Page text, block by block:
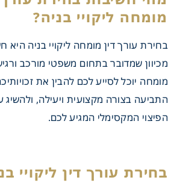
בחירת עורך דין מומחה ליקויי בניה היא
מכיוון שמדובר בתחום משפטי מורכב
מומחה יוכל לסייע לכם להבין את
התביעה בצורה מקצועית ויעילה,
הפיצוי המקסימלי המגיע לכם.